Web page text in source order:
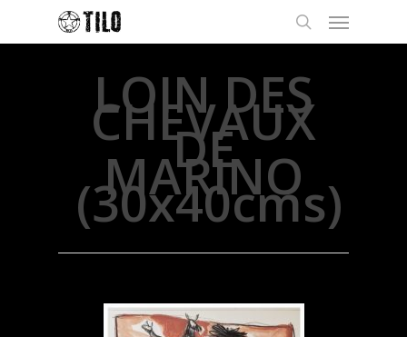
LOIN DES
CHEVAUX
DE
MARINO
(30x40cms)